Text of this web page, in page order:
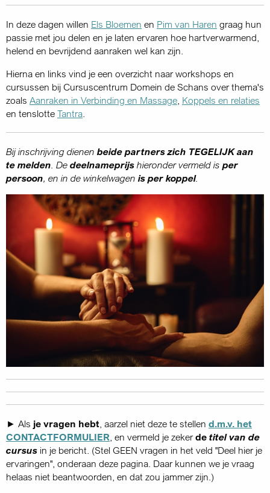
In deze dagen willen Els Bloemen en Pim van Haren graag hun
passie met jou delen en je laten ervaren hoe hartverwarmend,
helend en bevrijdend aanraken wel kan zijn.
Hierna en links vind je een overzicht naar workshops en
cursussen bij Cursuscentrum Domein de Schans over thema's
zoals Aanraken in Verbinding en Massage, Koppels en relaties
en tenslotte Tantra.
Bij inschrijving dienen beide partners zich TEGELIJK aan
te melden. De deelnameprijs hieronder vermeld is per
persoon, en in de winkelwagen is per koppel.
► Als je vragen hebt , aarzel niet deze te stellen d.m.v. het
CONTACTFORMULIER , en vermeld je zekerde titel van de
cursus in je bericht. (Stel GEEN vragen in het veld "Deel hier je
ervaringen", onderaan deze pagina. Daar kunnen we je vraag
helaas niet beantwoorden, en dat zou jammer zijn.)